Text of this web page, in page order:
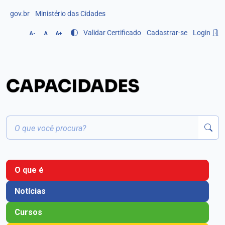
gov.br Ministério das Cidades
A- A A+ Validar Certificado Cadastrar-se Login
O que é
Notícias
Cursos